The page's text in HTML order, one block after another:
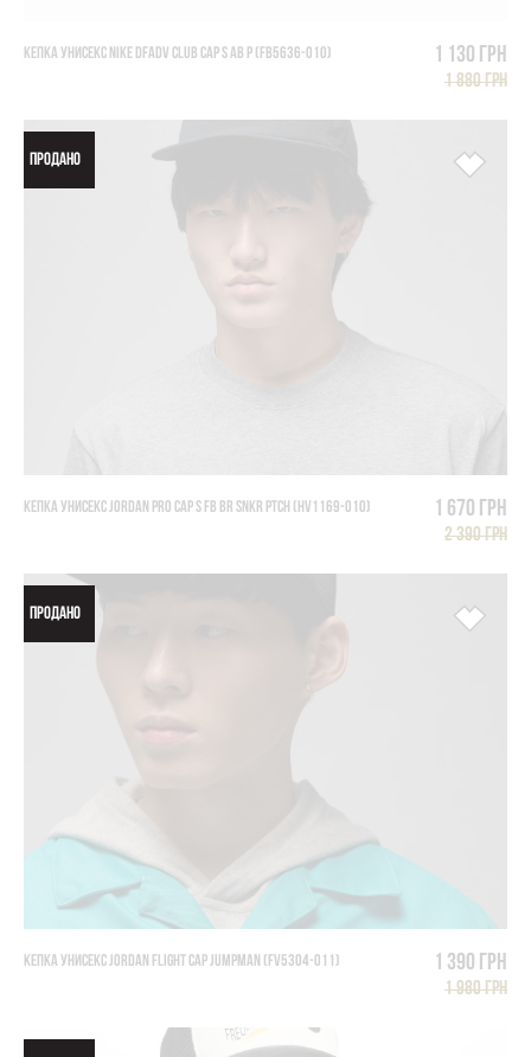
КЕПКА УНИСЕКС NIKE DFADV CLUB CAP S AB P (FB5636-010) 1 130 грн
1 880 грн
ПРОДАНО
КЕПКА УНИСЕКС JORDAN PRO CAP S FB BR SNKR PTCH (HV1169-010) 1 670 грн
2 390 грн
ПРОДАНО
КЕПКА УНИСЕКС JORDAN FLIGHT CAP JUMPMAN (FV5304-011) 1 390 грн
1 980 грн